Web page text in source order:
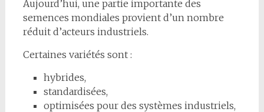
Aujourd’hui, une partie importante des
semences mondiales provient d’un nombre
réduit d’acteurs industriels.
Certaines variétés sont :
hybrides,
standardisées,
optimisées pour des systèmes industriels,